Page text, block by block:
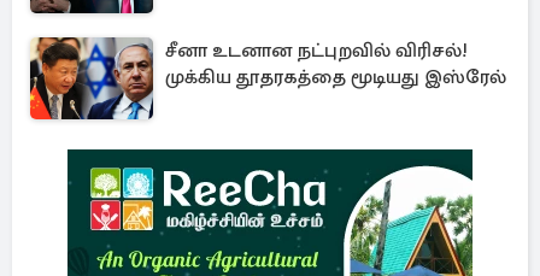
சீனா உடனான நட்புறவில் விரிசல்!
முக்கிய தூதரகத்தை மூடியது இஸ்ரேல்